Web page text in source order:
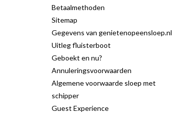
Betaalmethoden
Sitemap
Gegevens van genietenopeensloep.nl
Uitleg fluisterboot
Geboekt en nu?
Annuleringsvoorwaarden
Algemene voorwaarde sloep met
schipper
Guest Experience